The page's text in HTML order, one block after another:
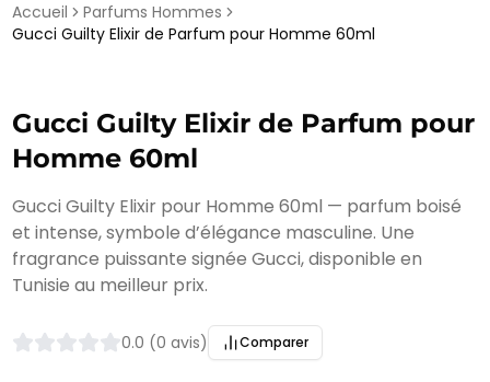
Accueil
Parfums Hommes
Gucci Guilty Elixir de Parfum pour Homme 60ml
Gucci Guilty Elixir de Parfum pour
Homme 60ml
Gucci Guilty Elixir pour Homme 60ml — parfum boisé
et intense, symbole d’élégance masculine. Une
fragrance puissante signée Gucci, disponible en
Tunisie au meilleur prix.
0.0 (0 avis) Comparer